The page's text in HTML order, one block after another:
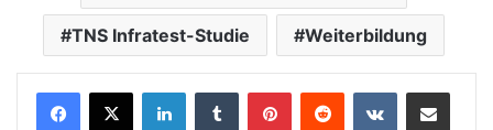
TNS Infratest-Studie Weiterbildung